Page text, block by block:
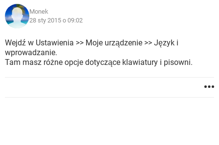
Monek
28 sty 2015 o 09:02
Wejdź w Ustawienia >> Moje urządzenie >> Język i
wprowadzanie.
Tam masz różne opcje dotyczące klawiatury i pisowni.